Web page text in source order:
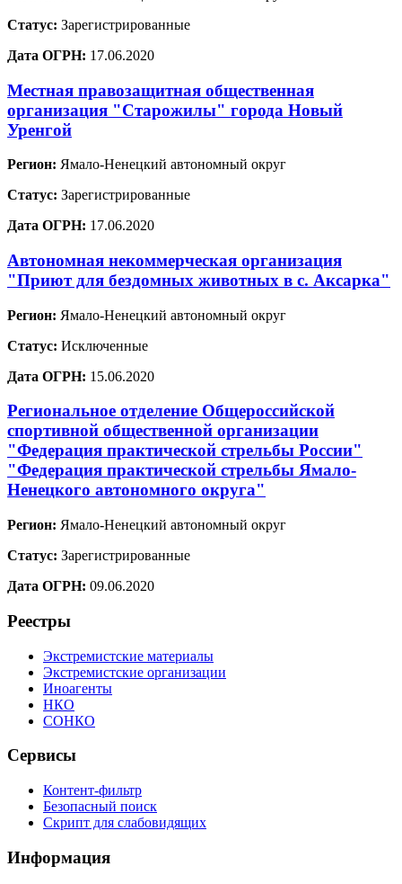
Статус: Зарегистрированные
Дата ОГРН: 17.06.2020
Местная правозащитная общественная
организация "Старожилы" города Новый
Уренгой
Регион: Ямало-Ненецкий автономный округ
Статус: Зарегистрированные
Дата ОГРН: 17.06.2020
Автономная некоммерческая организация
"Приют для бездомных животных в с. Аксарка"
Регион: Ямало-Ненецкий автономный округ
Статус: Исключенные
Дата ОГРН: 15.06.2020
Региональное отделение Общероссийской
спортивной общественной организации
"Федерация практической стрельбы России"
"Федерация практической стрельбы Ямало-
Ненецкого автономного округа"
Регион: Ямало-Ненецкий автономный округ
Статус: Зарегистрированные
Дата ОГРН: 09.06.2020
Реестры
Экстремистские материалы
Экстремистские организации
Иноагенты
НКО
СОНКО
Сервисы
Контент-фильтр
Безопасный поиск
Скрипт для слабовидящих
Информация